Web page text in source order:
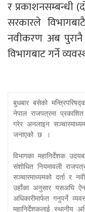
र प्रकाशनसम्बन्धी
सरकारले
नवीकरण अब पुरानै
विभागबाट गर्ने
बुधबार बसेको
नेपाल राजपत्रमा
गरेर अनलाइन
जनाएको छ ।
विभागका महानिर्देशक
संशोधित नियमावली
सञ्चारमाध्यमको दर्ता र
उहाँका अनुसार यसअघि
अधिकारीमार्फत गनुपर्ने
महानिर्देशकलाई स्थानीय